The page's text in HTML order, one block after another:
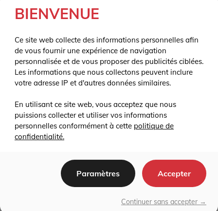
Boréal Beauty – Camerisier
AJOUTER AU PANIER
BIENVENUE
Ce site web collecte des informations personnelles afin
de vous fournir une expérience de navigation
personnalisée et de vous proposer des publicités ciblées.
Les informations que nous collectons peuvent inclure
votre adresse IP et d'autres données similaires.
En utilisant ce site web, vous acceptez que nous
puissions collecter et utiliser vos informations
personnelles conformément à cette politique de
confidentialité.
Paramètres Accepter
Continuer sans accepter →